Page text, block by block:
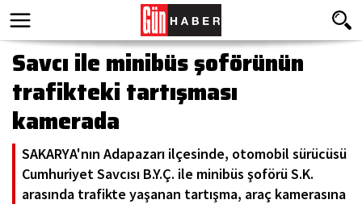
Savcı ile minibüs şoförünün
trafikteki tartışması
kamerada
SAKARYA'nın Adapazarı ilçesinde, otomobil sürücüsü
Cumhuriyet Savcısı B.Y.Ç. ile minibüs şoförü S.K.
arasında trafikte yaşanan tartışma, araç kamerasına